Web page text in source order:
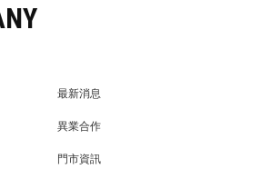
最新消息
異業合作
門市資訊